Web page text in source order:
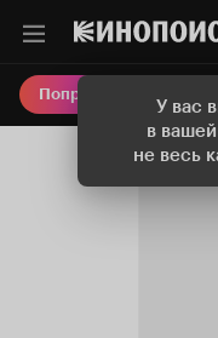
У вас
в
не весь
Попробовать Плюс